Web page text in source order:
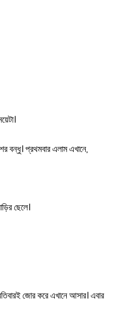
বন্ধু। প্রথমবার এলাম এখানে,
ছেলে।
জোর করে এখানে আসার। এবার